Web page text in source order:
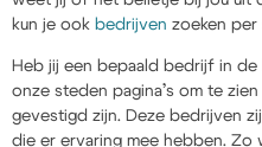
kun je ook bedrijven zoeken per
Heb jij een bepaald bedrijf in
onze steden pagina’s om te
gevestigd zijn. Deze bedrijven
die er ervaring mee hebben.